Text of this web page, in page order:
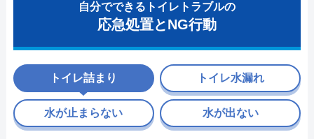
自分でできるトイレトラブルの
応急処置とNG行動
トイレ詰まり トイレ水漏れ
水が止まらない 水が出ない